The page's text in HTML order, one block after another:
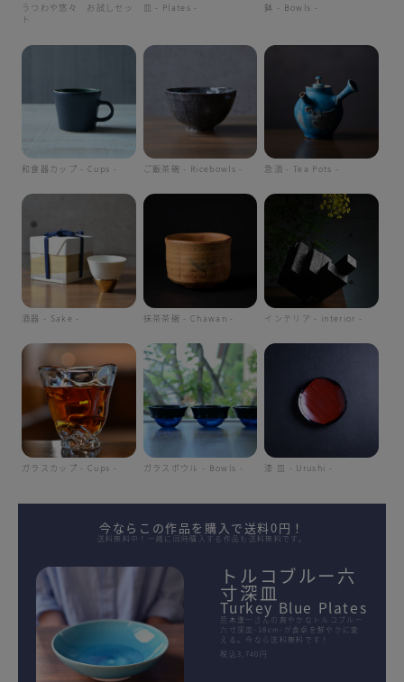
うつわや悠々 お試しセッ
ト
皿 - Plates - 鉢 - Bowls -
和食器カップ - Cups - ご飯茶碗 - Ricebowls - 急須 - Tea Pots -
酒器 - Sake - 抹茶茶碗 - Chawan - インテリア - interior -
ガラスカップ - Cups - ガラスボウル - Bowls - 漆 皿 - Urushi -
今ならこの作品を購入で送料0円！
送料無料中！一緒に同時購入する作品も送料無料です。
トルコブルー六
寸深皿
Turkey Blue Plates
荒木漢一さんの爽やかなトルコブルー
六寸深皿-18cm-が食卓を鮮やかに変
える。今なら送料無料です！
税込3,740円